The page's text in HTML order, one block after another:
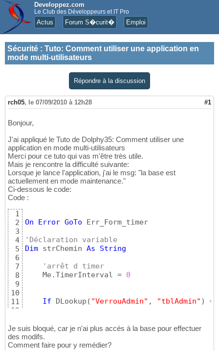
Developpez.com
Le Club des Développeurs et IT Pro
Actus Forum S�curit� Emploi
Sécurité : Tuto: Comment utiliser une application en
mode multi-utilisateurs
Répondre à la discussion
rch05, le 07/09/2010 à 12h28 #1
Bonjour,
J'ai appliqué le Tuto de Dolphy35: Comment utiliser une
application en mode multi-utilisateurs
Merci pour ce tuto qui vas m'être très utile.
Mais je rencontre la difficulté suivante:
Lorsque je lance l'application, j'ai le msg: "la base est
actuellement en mode maintenance."
Ci-dessous le code:
Code :
1
2
3
4
5
6
7
8
9
10
11
12
14
15
16
On Error GoTo Err_Form_timer
'Déclaration variable
Dim strChemin As
String
'arrêt d timer
    Me.TimerInterval =
0
If DLookup ( "VerrouAdmin" , "tblAdmin" ) =
        DoCmd.OpenForm
( "frmMenuGénéral")
Je suis bloqué, car je n'ai plus accés à la base pour effectuer
des modifs.
Comment faire pour y remédier?